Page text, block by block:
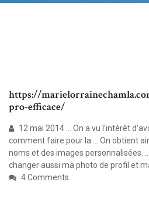
https://
pro-efficace/
12 mai 2014 ... On a vu l'intérêt
comment faire pour la ... On obtient
noms et des images personnalisées.
changer aussi ma photo de profil et
4 Comments